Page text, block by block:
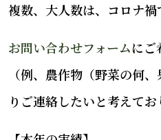
複数、大人数は、コロナ禍
お問い合わせフォームにご
（例、農作物（野菜の何
りご連絡したいと考えてお